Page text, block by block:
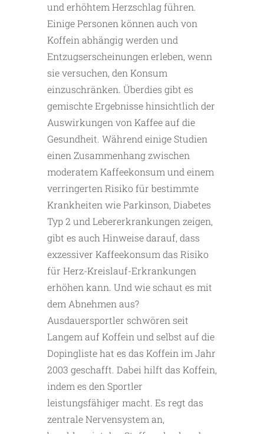
und erhöhtem Herzschlag führen.
Einige Personen können auch von
Koffein abhängig werden und
Entzugserscheinungen erleben, wenn
sie versuchen, den Konsum
einzuschränken. Überdies gibt es
gemischte Ergebnisse hinsichtlich der
Auswirkungen von Kaffee auf die
Gesundheit. Während einige Studien
einen Zusammenhang zwischen
moderatem Kaffeekonsum und einem
verringerten Risiko für bestimmte
Krankheiten wie Parkinson, Diabetes
Typ 2 und Lebererkrankungen zeigen,
gibt es auch Hinweise darauf, dass
exzessiver Kaffeekonsum das Risiko
für Herz-Kreislauf-Erkrankungen
erhöhen kann. Und wie schaut es mit
dem Abnehmen aus?
Ausdauersportler schwören seit
Langem auf Koffein und selbst auf die
Dopingliste hat es das Koffein im Jahr
2003 geschafft. Dabei hilft das Koffein,
indem es den Sportler
leistungsfähiger macht. Es regt das
zentrale Nervensystem an,